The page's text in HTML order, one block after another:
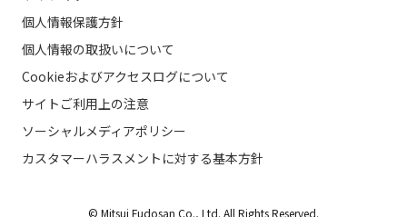
個人情報保護方針
個人情報の取扱いについて
Cookieおよびアクセスログについて
サイトご利用上の注意
ソーシャルメディアポリシー
カスタマーハラスメントに対する基本方針
© Mitsui Fudosan Co., Ltd. All Rights Reserved.